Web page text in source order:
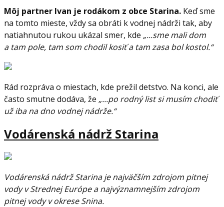
Môj partner Ivan je rodákom z obce Starina. Keď sme
na tomto mieste, vždy sa obráti k vodnej nádrži tak, aby
natiahnutou rukou ukázal smer, kde „...sme mali dom
a tam pole, tam som chodil kosiť a tam zasa bol kostol.“
Rád rozpráva o miestach, kde prežil detstvo. Na konci, ale
často smutne dodáva, že „...po rodný list si musím chodiť
už iba na dno vodnej nádrže.“
Vodárenská nádrž Starina
Vodárenská nádrž Starina je najväčším zdrojom pitnej
vody v Strednej Európe a najvýznamnejším zdrojom
pitnej vody v okrese Snina.